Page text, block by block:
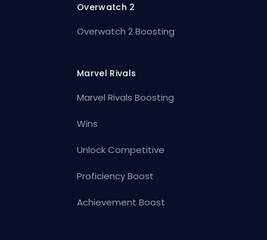
Overwatch 2
Overwatch 2 Boosting
Marvel Rivals
Marvel Rivals Boosting
Wins
Unlock Competitive
Proficiency Boost
Achievement Boost